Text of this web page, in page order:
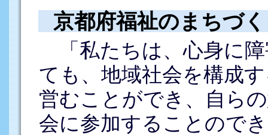
京都府福祉のまちづ
「私たちは、心身に
ても、地域社会を構成
営むことができ、自ら
会に参加することので